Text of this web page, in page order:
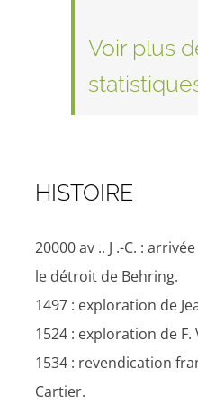
Voir plus
HISTOIRE
20000 av .. J .-C. :
le détroit de Behring.
1497 : exploration de
1524 : exploration de F.
1534 : revendication
Cartier.